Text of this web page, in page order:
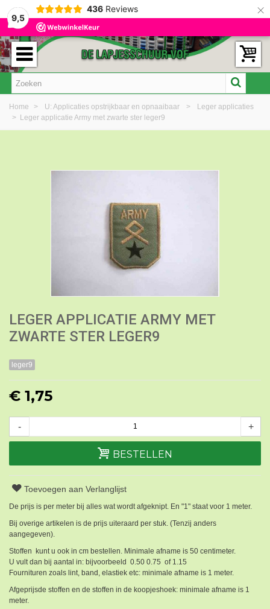
9,5
436 Reviews ×
Home > U: Applicaties opstrijkbaar en opnaaibaar >
Leger applicaties
> Leger applicatie Army met zwarte ster leger9
LEGER APPLICATIE ARMY MET
ZWARTE STER LEGER9
leger9
€ 1,75
- +
BESTELLEN
Toevoegen aan Verlanglijst
De prijs is per meter bij alles wat wordt afgeknipt. En "1" staat voor 1 meter.
Bij overige artikelen is de prijs uiteraard per stuk. (Tenzij anders
aangegeven).
Stoffen kunt u ook in cm bestellen. Minimale afname is 50 centimeter.
U vult dan bij aantal in: bijvoorbeeld 0.50 0.75 of 1.15
Fournituren zoals lint, band, elastiek etc: minimale afname is 1 meter.
Afgeprijsde stoffen en de stoffen in de koopjeshoek: minimale afname is 1
meter.